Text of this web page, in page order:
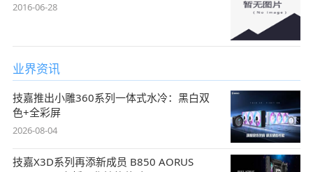
2016-06-28
业界资讯
技嘉推出小雕360系列一体式水冷：黑白双
色+全彩屏
2026-08-04
技嘉X3D系列再添新成员 B850 AORUS